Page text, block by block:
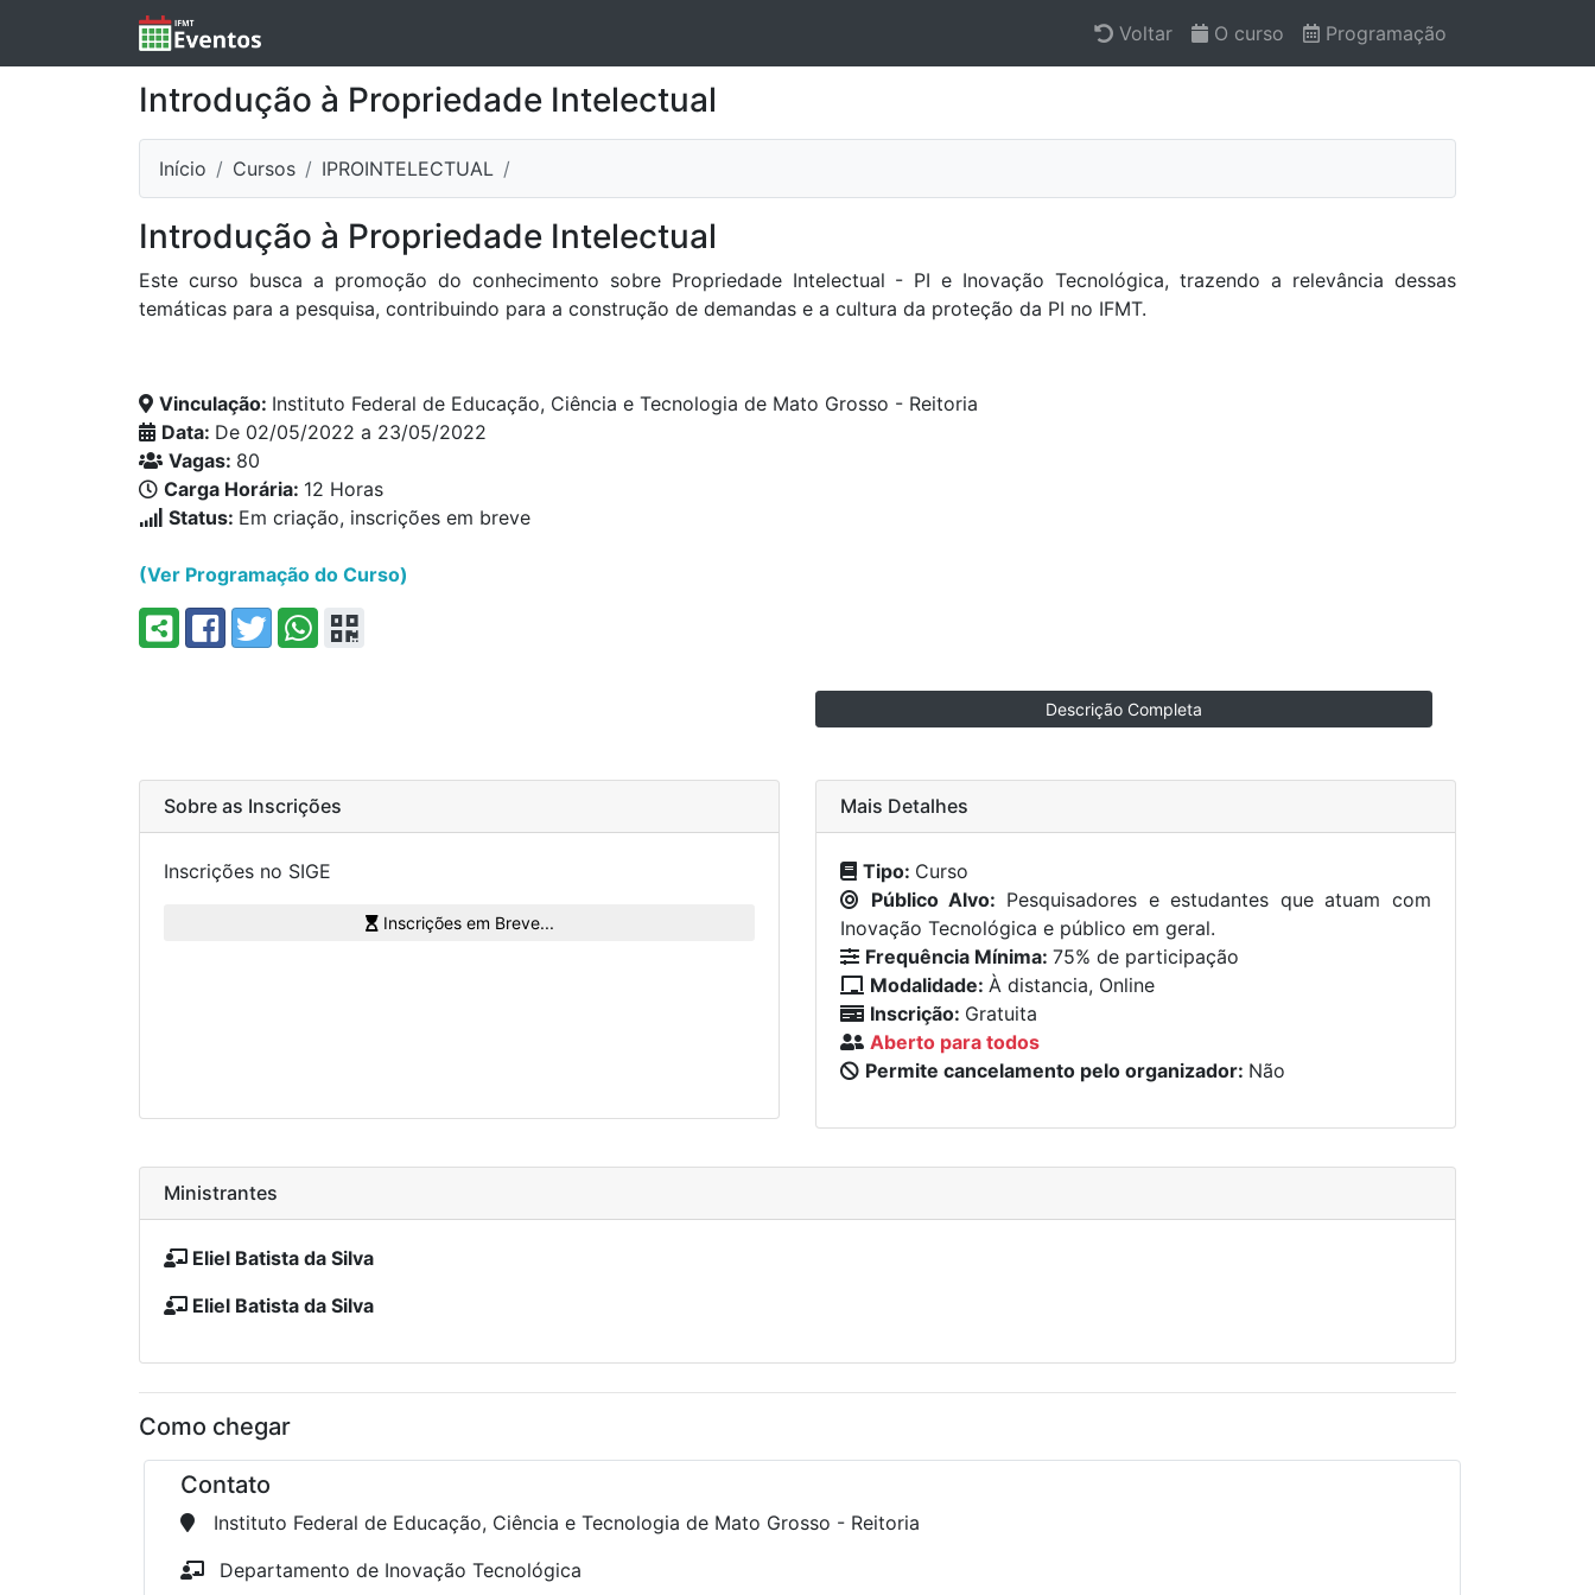
Voltar O curso Programação
Introdução à Propriedade Intelectual
Início Cursos IPROINTELECTUAL
Introdução à Propriedade Intelectual
Este curso busca a promoção do conhecimento sobre Propriedade Intelectual - PI e Inovação Tecnológica, trazendo a relevância dessas
temáticas para a pesquisa, contribuindo para a construção de demandas e a cultura da proteção da PI no IFMT.
Vinculação: Instituto Federal de Educação, Ciência e Tecnologia de Mato Grosso - Reitoria
Data: De 02/05/2022 a 23/05/2022
Vagas: 80
Carga Horária: 12 Horas
Status: Em criação, inscrições em breve
(Ver Programação do Curso)
Descrição Completa
Sobre as Inscrições
Inscrições no SIGE
Inscrições em Breve...
Mais Detalhes
Tipo: Curso
Público Alvo: Pesquisadores e estudantes que atuam com
Inovação Tecnológica e público em geral.
Frequência Mínima: 75% de participação
Modalidade: À distancia, Online
Inscrição: Gratuita
Aberto para todos
Permite cancelamento pelo organizador: Não
Ministrantes
Eliel Batista da Silva
Eliel Batista da Silva
Como chegar
Contato
Instituto Federal de Educação, Ciência e Tecnologia de Mato Grosso - Reitoria
Departamento de Inovação Tecnológica